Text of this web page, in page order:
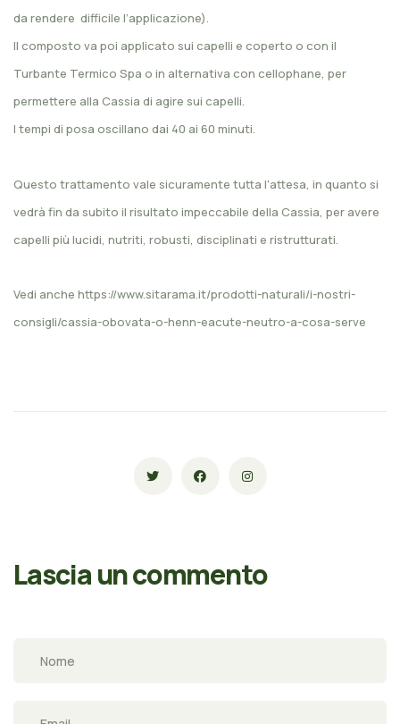
da rendere difficile l’applicazione).
Il composto va poi applicato sui capelli e coperto o con il
Turbante Termico Spa o in alternativa con cellophane, per
permettere alla Cassia di agire sui capelli.
I tempi di posa oscillano dai 40 ai 60 minuti.
Questo trattamento vale sicuramente tutta l'attesa, in quanto si
vedrà fin da subito il risultato impeccabile della Cassia, per avere
capelli più lucidi, nutriti, robusti, disciplinati e ristrutturati.
Vedi anche https://www.sitarama.it/prodotti-naturali/i-nostri-
consigli/cassia-obovata-o-henn-eacute-neutro-a-cosa-serve
Lascia un commento